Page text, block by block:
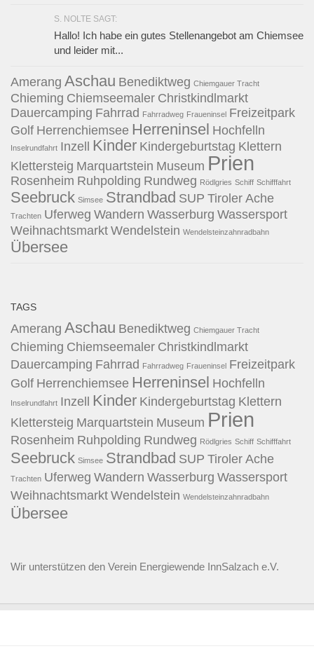
S. NOLTE SAGT:
Hallo! Ich habe ein gutes Stellenangebot am Chiemsee
und leider mit...
Amerang Aschau Benediktweg Chiemgauer Tracht
Chieming Chiemseemaler Christkindlmarkt
Dauercamping Fahrrad Fahrradweg Fraueninsel Freizeitpark
Golf Herrenchiemsee Herreninsel Hochfelln
Inselrundfahrt Inzell Kinder Kindergeburtstag Klettern
Klettersteig Marquartstein Museum Prien
Rosenheim Ruhpolding Rundweg Rödlgries Schiff Schifffahrt
Seebruck Simsee Strandbad SUP Tiroler Ache
Trachten Uferweg Wandern Wasserburg Wassersport
Weihnachtsmarkt Wendelstein Wendelsteinzahnradbahn
Übersee
TAGS
Amerang Aschau Benediktweg Chiemgauer Tracht
Chieming Chiemseemaler Christkindlmarkt
Dauercamping Fahrrad Fahrradweg Fraueninsel Freizeitpark
Golf Herrenchiemsee Herreninsel Hochfelln
Inselrundfahrt Inzell Kinder Kindergeburtstag Klettern
Klettersteig Marquartstein Museum Prien
Rosenheim Ruhpolding Rundweg Rödlgries Schiff Schifffahrt
Seebruck Simsee Strandbad SUP Tiroler Ache
Trachten Uferweg Wandern Wasserburg Wassersport
Weihnachtsmarkt Wendelstein Wendelsteinzahnradbahn
Übersee
Wir unterstützen den Verein Energiewende InnSalzach e.V.